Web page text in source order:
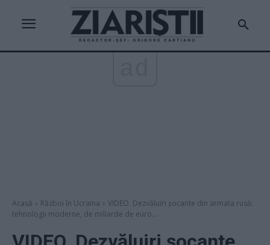
Acasă Război în Ucraina
VIDEO. Dezvăluiri șocante din armata rusă:
tehnologii moderne, de miliarde de euro...